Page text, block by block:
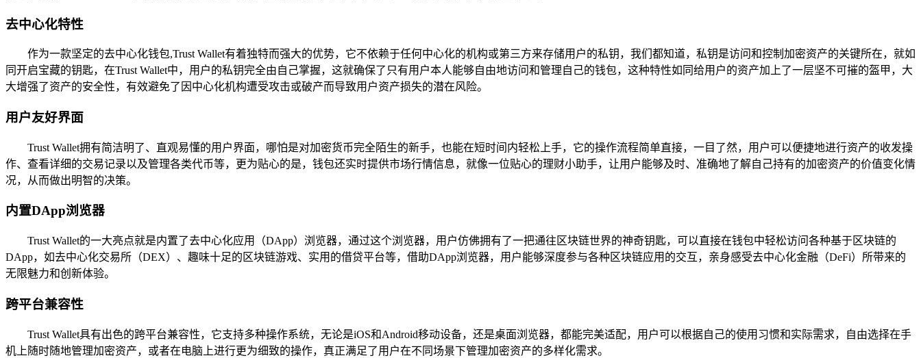
去中心化特性
作为一款坚定的去中心化钱包,Trust Wallet有着独特而强大的优势，它不依赖于任何中心化的机构或第三方来存储用户的私钥，我们都知道，私钥是访问和控制加密资产的关键所在，就如
同开启宝藏的钥匙，在Trust Wallet中，用户的私钥完全由自己掌握，这就确保了只有用户本人能够自由地访问和管理自己的钱包，这种特性如同给用户的资产加上了一层坚不可摧的盔甲，大
大增强了资产的安全性，有效避免了因中心化机构遭受攻击或破产而导致用户资产损失的潜在风险。
用户友好界面
Trust Wallet拥有简洁明了、直观易懂的用户界面，哪怕是对加密货币完全陌生的新手，也能在短时间内轻松上手，它的操作流程简单直接，一目了然，用户可以便捷地进行资产的收发操
作、查看详细的交易记录以及管理各类代币等，更为贴心的是，钱包还实时提供市场行情信息，就像一位贴心的理财小助手，让用户能够及时、准确地了解自己持有的加密资产的价值变化情
况，从而做出明智的决策。
内置DApp浏览器
Trust Wallet的一大亮点就是内置了去中心化应用（DApp）浏览器，通过这个浏览器，用户仿佛拥有了一把通往区块链世界的神奇钥匙，可以直接在钱包中轻松访问各种基于区块链的
DApp，如去中心化交易所（DEX）、趣味十足的区块链游戏、实用的借贷平台等，借助DApp浏览器，用户能够深度参与各种区块链应用的交互，亲身感受去中心化金融（DeFi）所带来的
无限魅力和创新体验。
跨平台兼容性
Trust Wallet具有出色的跨平台兼容性，它支持多种操作系统，无论是iOS和Android移动设备，还是桌面浏览器，都能完美适配，用户可以根据自己的使用习惯和实际需求，自由选择在手
机上随时随地管理加密资产，或者在电脑上进行更为细致的操作，真正满足了用户在不同场景下管理加密资产的多样化需求。